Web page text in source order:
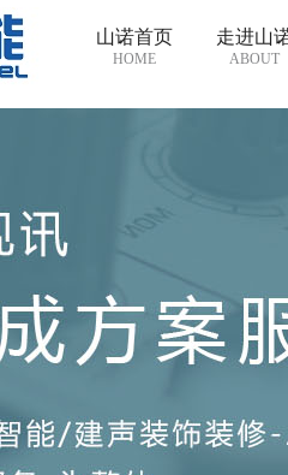
山诺首页
HOME
走进山
ABOUT